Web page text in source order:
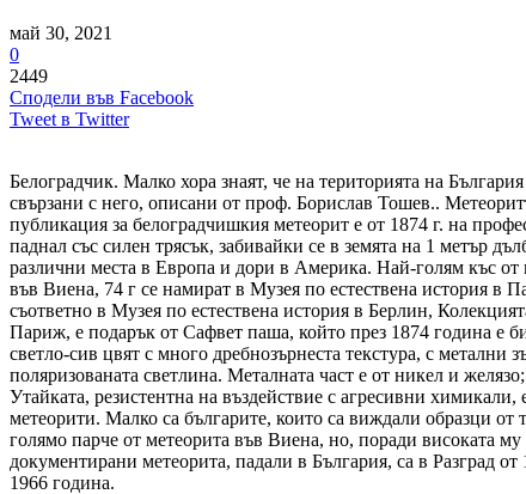
май 30, 2021
0
2449
Сподели във Facebook
Tweet в Twitter
Белоградчик. Малко хора знаят, че на територията на
свързани с него, описани от проф. Борислав Тошев..
публикация за белоградчишкия метеорит е от 1874 г. на
паднал със силен трясък, забивайки се в земята на 1 метър
различни места в Европа и дори в Америка. Най-голям къс от
във Виена, 74 г се намират в Музея по естествена история в
съответно в Музея по естествена история в Берлин,
Париж, е подарък от Сафвет паша, който през 1874 година е
светло-сив цвят с много дребнозърнеста текстура, с метални
поляризованата светлина. Металната част е от никел и
Утайката, резистентна на въздействие с агресивни
метеорити. Малко са българите, които са виждали образци
голямо парче от метеорита във Виена, но, поради високата
документирани метеорита, падали в България, са в Разград
1966 година.